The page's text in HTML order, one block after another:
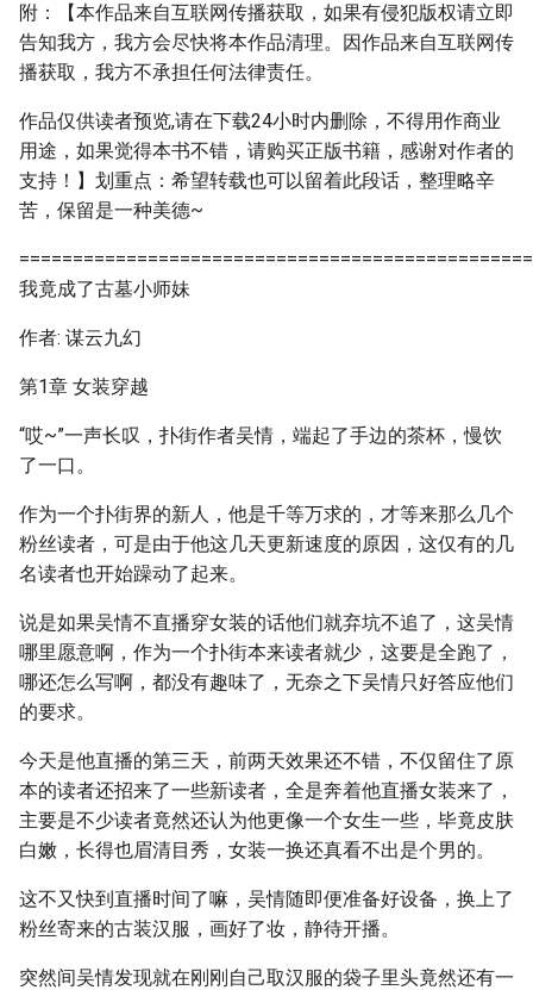
附：【本作品来自互联网传播获取，如果有侵犯版权请立即
告知我方，我方会尽快将本作品清理。因作品来自互联网传
播获取，我方不承担任何法律责任。
作品仅供读者预览,请在下载24小时内删除，不得用作商业
用途，如果觉得本书不错，请购买正版书籍，感谢对作者的
支持！】划重点：希望转载也可以留着此段话，整理略辛
苦，保留是一种美德~
我竟成了古墓小师妹
作者: 谋云九幻
第1章 女装穿越
“哎~”一声长叹，扑街作者吴情，端起了手边的茶杯，慢饮
了一口。
作为一个扑街界的新人，他是千等万求的，才等来那么几个
粉丝读者，可是由于他这几天更新速度的原因，这仅有的几
名读者也开始躁动了起来。
说是如果吴情不直播穿女装的话他们就弃坑不追了，这吴情
哪里愿意啊，作为一个扑街本来读者就少，这要是全跑了，
哪还怎么写啊，都没有趣味了，无奈之下吴情只好答应他们
的要求。
今天是他直播的第三天，前两天效果还不错，不仅留住了原
本的读者还招来了一些新读者，全是奔着他直播女装来了，
主要是不少读者竟然还认为他更像一个女生一些，毕竟皮肤
白嫩，长得也眉清目秀，女装一换还真看不出是个男的。
这不又快到直播时间了嘛，吴情随即便准备好设备，换上了
粉丝寄来的古装汉服，画好了妆，静待开播。
突然间吴情发现就在刚刚自己取汉服的袋子里头竟然还有一